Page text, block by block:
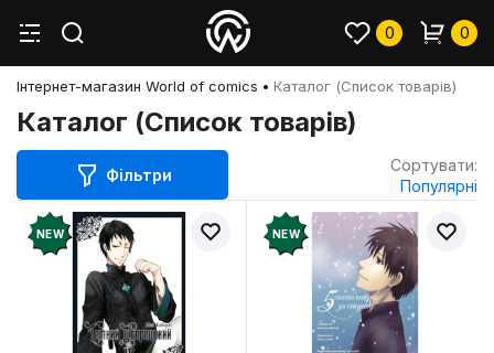
0 0
Інтернет-магазин World of comics Каталог (Список товарів)
Каталог (Список товарів)
Фільтри
Сортувати:
Популярні
NEW NEW